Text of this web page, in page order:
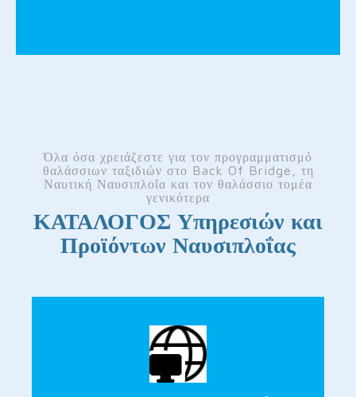
Όλα όσα χρειάζεστε για τον προγραμματισμό
θαλάσσιων ταξιδιών στο Back Of Bridge, τη
Ναυτική Ναυσιπλοΐα και τον θαλάσσιο τομέα
γενικότερα
ΚΑΤΑΛΟΓΟΣ Υπηρεσιών και
Προϊόντων Ναυσιπλοΐας